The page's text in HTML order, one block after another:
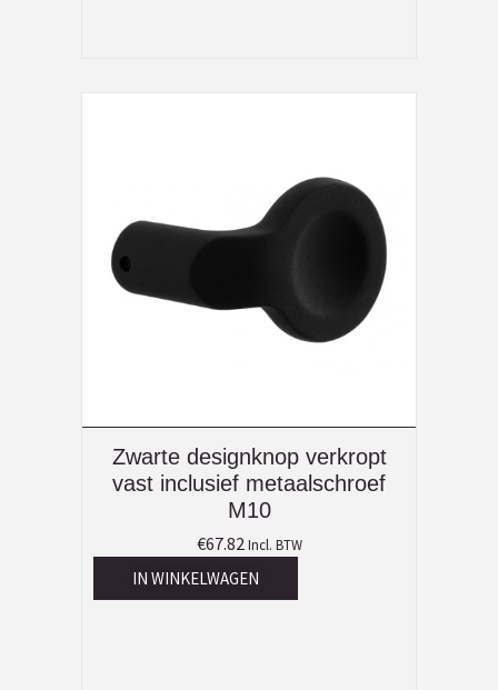
Zwarte designknop verkropt
vast inclusief metaalschroef
M10
€67.82 Incl. BTW
IN WINKELWAGEN